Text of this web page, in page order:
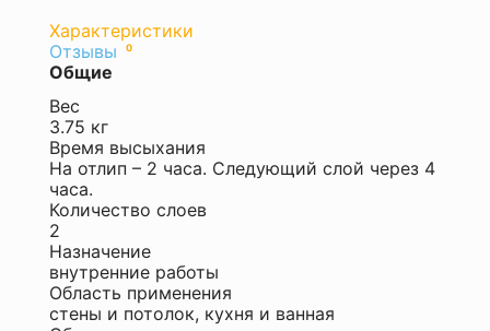
Характеристики
Отзывы
0
Общие
Вес
3.75 кг
Время высыхания
На отлип – 2 часа. Следующий слой через 4
часа.
Количество слоев
2
Назначение
внутренние работы
Область применения
стены и потолок, кухня и ванная
Оставить
отзыв
Ваша
оценка
—
Ваше
имя
—